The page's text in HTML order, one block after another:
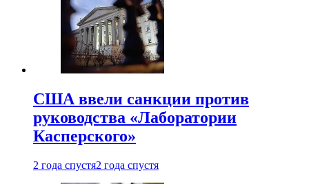
США ввели санкции против
руководства «Лаборатории
Касперского»
2 года спустя2 года спустя